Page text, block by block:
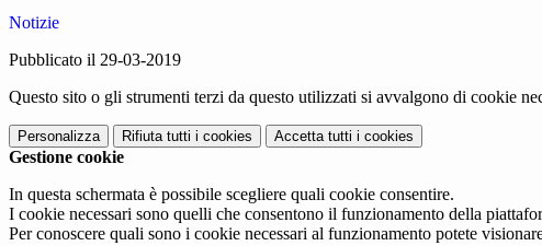
Notizie
Pubblicato il 29-03-2019
Questo sito o gli strumenti terzi da questo utilizzati si avvalgono di cookie
Personalizza Rifiuta tutti i cookies Accetta tutti i cookies
Gestione cookie
In questa schermata è possibile scegliere quali cookie consentire.
I cookie necessari sono quelli che consentono il funzionamento della
Per conoscere quali sono i cookie necessari al funzionamento potete